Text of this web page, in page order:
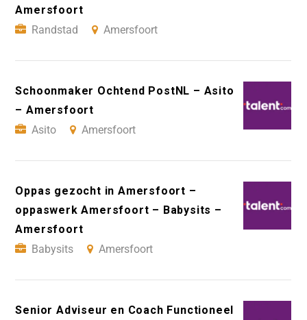
Amersfoort
Randstad
Amersfoort
Schoonmaker Ochtend PostNL – Asito
– Amersfoort
Asito
Amersfoort
Oppas gezocht in Amersfoort –
oppaswerk Amersfoort – Babysits –
Amersfoort
Babysits
Amersfoort
Senior Adviseur en Coach Functioneel